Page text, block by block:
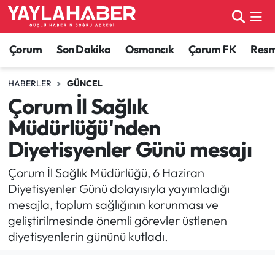
Çorum Son Dakika Osmancık Çorum FK
HABERLER GÜNCEL
Çorum İl Sağlık
Müdürlüğü'nden
Diyetisyenler Günü mesajı
Çorum İl Sağlık Müdürlüğü, 6 Haziran
Diyetisyenler Günü dolayısıyla yayımladığı
mesajla, toplum sağlığının korunması ve
geliştirilmesinde önemli görevler üstlenen
diyetisyenlerin gününü kutladı.
Alaca Haberleri
Bayat Haberleri
Bilgi - Keşfet Haberleri
Bilim ve Teknoloji
Boğazkale Haberleri
Çorum Haberleri
Çorum Son Dakika Haberleri
Çorum Nöbetçi Eczaneler
Çorum Hava Durumu
Çorum Namaz Vakitleri
Çorum Trafik Yoğunluk Haritası
TFF 1.Lig Puan Durumu ve Fikstür
Tüm Manşetler
Son Dakika Haberleri